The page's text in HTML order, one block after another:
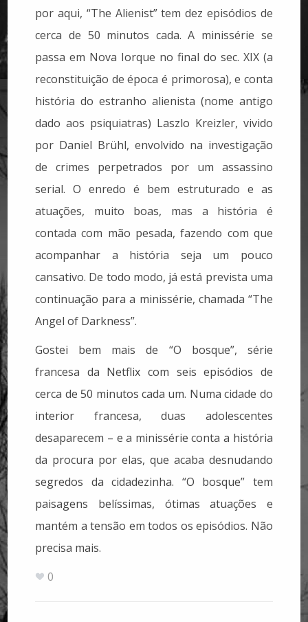
por aqui, “The Alienist” tem dez episódios de
cerca de 50 minutos cada. A minissérie se
passa em Nova Iorque no final do sec. XIX (a
reconstituição de época é primorosa), e conta
história do estranho alienista (nome antigo
dado aos psiquiatras) Laszlo Kreizler, vivido
por Daniel Brühl, envolvido na investigação
de crimes perpetrados por um assassino
serial. O enredo é bem estruturado e as
atuações, muito boas, mas a história é
contada com mão pesada, fazendo com que
acompanhar a história seja um pouco
cansativo. De todo modo, já está prevista uma
continuação para a minissérie, chamada “The
Angel of Darkness”.
Gostei bem mais de “O bosque”, série
francesa da Netflix com seis episódios de
cerca de 50 minutos cada um. Numa cidade do
interior francesa, duas adolescentes
desaparecem – e a minissérie conta a história
da procura por elas, que acaba desnudando
segredos da cidadezinha. “O bosque” tem
paisagens belíssimas, ótimas atuações e
mantém a tensão em todos os episódios. Não
precisa mais.
0